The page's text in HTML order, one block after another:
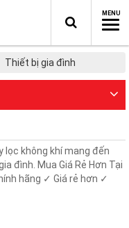
Thiết bị gia đình
lọc không khí mang đến
đình. Mua Giá Rẻ Hơn Tại
hãng ✓ Giá rẻ hơn ✓